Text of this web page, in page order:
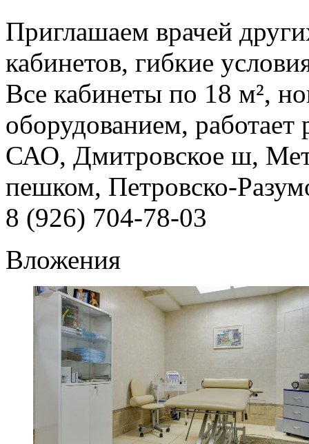
Приглашаем врачей
кабинетов, гибкие
Все кабинеты по 18 м²,
оборудованием,
САО, Дмитровское ш,
пешком, Петровско-
8 (926) 704-78-03
Вложения